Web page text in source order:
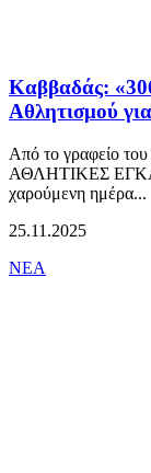
Καββαδάς:
Αθλητισμού
Από το γραφείο
ΑΘΛΗΤΙΚΕΣ
χαρούμενη ημέρα...
25.11.2025
ΝΕΑ